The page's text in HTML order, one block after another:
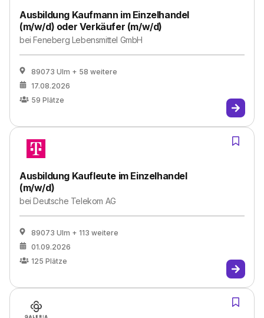
Ausbildung Kaufmann im Einzelhandel
(m/w/d) oder Verkäufer (m/w/d)
beiFeneberg Lebensmittel GmbH
89073 Ulm + 58 weitere
17.08.2026
59 Plätze
Ausbildung Kaufleute im Einzelhandel
(m/w/d)
beiDeutsche Telekom AG
89073 Ulm + 113 weitere
01.09.2026
125 Plätze